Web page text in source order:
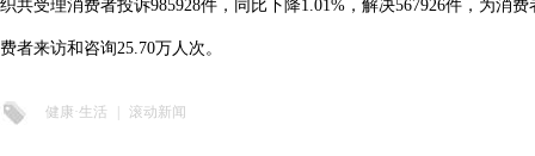
织共受理消费者投诉985928件，同比下降1.01%，解决567926件，为消
费者来访和咨询25.70万人次。
健康·生活 滚动新闻